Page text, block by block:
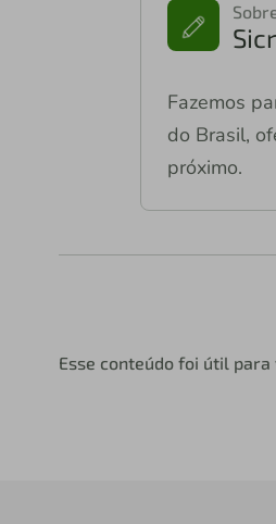
Fazemos
do Brasil,
próximo.
Esse conteúdo foi útil para